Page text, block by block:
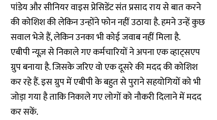
पांडेय और सीनियर वाइस प्रेसिडेंट संत प्रसाद राय से बात करने
की कोशिश की लेकिन उन्होंने फोन नहीं उठाया है. हमने उन्हें कुछ
सवाल भेजे हैं, लेकिन उनका भी कोई जवाब नहीं मिला है.
एबीपी न्यूज़ से निकाले गए कर्मचारियों ने अपना एक व्हाट्सएप
ग्रुप बनाया है. जिसके जरिए वो एक दूसरे की मदद की कोशिश
कर रहे हैं. इस ग्रुप में एबीपी के बहुत से पुराने सहयोगियों को भी
जोड़ा गया है ताकि निकाले गए लोगों को नौकरी दिलाने में मदद
कर सकें.